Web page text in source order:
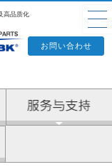
高品质化